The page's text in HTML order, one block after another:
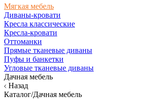
Мягкая мебель
Диваны-кровати
Кресла классические
Кресла-кровати
Оттоманки
Прямые тканевые диваны
Пуфы и банкетки
Угловые тканевые диваны
Дачная мебель
Назад
Каталог/Дачная мебель